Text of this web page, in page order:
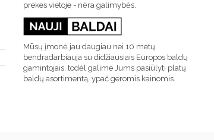
prekes vietoje - nėra galimybės.
Mūsų įmonė jau daugiau nei 10 metų
bendradarbiauja su didžiausiais Europos baldų
gamintojais, todėl galime Jums pasiūlyti platų
baldų asortimentą, ypač geromis kainomis.